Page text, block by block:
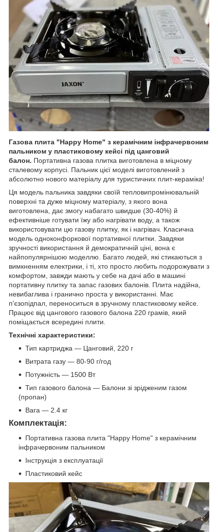
Газова плита "Happy Home" з керамічним інфрачервоним
пальником у пластиковому кейсі під цанговий
балон. Портативна газова плитка виготовлена в міцному
сталевому корпусі. Пальник цієї моделі виготовлений з
абсолютно нового матеріалу для туристичних плит-кераміка!
Ця модель пальника завдяки своїй тепловипромінювальній
поверхні та дуже міцному матеріалу, з якого вона
виготовлена, дає змогу набагато швидше (30-40%) й
ефективніше готувати їжу або нагрівати воду, а також
використовувати цю газову плитку, як і нагрівач. Класична
модель одноконфоркової портативної плитки. Завдяки
зручності використання й демократичній ціні, вона є
найпопулярнішою моделлю. Багато людей, які стикаються з
вимкненням електрики, і ті, хто просто любить подорожувати з
комфортом, завжди мають у себе на дачі або в машині
портативну плитку та запас газових балонів. Плита надійна,
невибаглива і гранично проста у використанні. Має
п'єзопідпал, переноситься в зручному пластиковому кейсе.
Працює від цангового газового балона 220 грамів, який
поміщається всередині плити.
Технічні характеристики:
Тип картриджа — Цанговий, 220 г
Витрата газу — 80-90 г/год
Потужність — 1500 Вт
Тип газового балона — Балони зі зрідженим газом
(пропан)
Вага — 2.4 кг
Комплектація:
Портативна газова плита "Happy Home" з керамічним
інфрачервоним пальником
Інструкція з експлуатації
Пластиковий кейс